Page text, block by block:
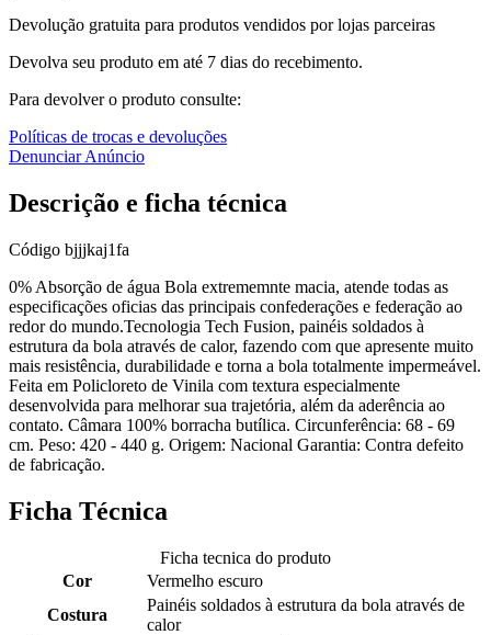
Devolução gratuita para produtos vendidos por lojas parceiras
Devolva seu produto em até 7 dias do recebimento.
Para devolver o produto consulte:
Políticas de trocas e devoluções
Denunciar Anúncio
Descrição e ficha técnica
Código bjjjkaj1fa
0% Absorção de água Bola extrememnte macia, atende todas as
especificações oficias das principais confederações e federação ao
redor do mundo.Tecnologia Tech Fusion, painéis soldados à
estrutura da bola através de calor, fazendo com que apresente muito
mais resistência, durabilidade e torna a bola totalmente impermeável.
Feita em Policloreto de Vinila com textura especialmente
desenvolvida para melhorar sua trajetória, além da aderência ao
contato. Câmara 100% borracha butílica. Circunferência: 68 - 69
cm. Peso: 420 - 440 g. Origem: Nacional Garantia: Contra defeito
de fabricação.
Ficha Técnica
Ficha tecnica do produto
Cor
Vermelho escuro
Costura
Painéis soldados à estrutura da bola através de
calor